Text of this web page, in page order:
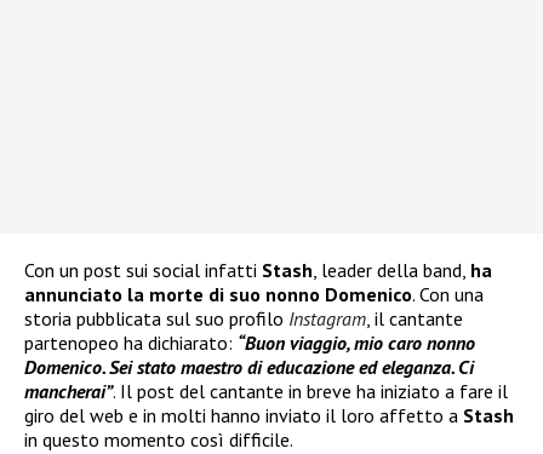
Con un post sui social infatti Stash, leader della band, ha
annunciato la morte di suo nonno Domenico. Con una
storia pubblicata sul suo profilo Instagram, il cantante
partenopeo ha dichiarato: “Buon viaggio, mio caro nonno
Domenico. Sei stato maestro di educazione ed eleganza. Ci
mancherai”. Il post del cantante in breve ha iniziato a fare il
giro del web e in molti hanno inviato il loro affetto a Stash
in questo momento così difficile.